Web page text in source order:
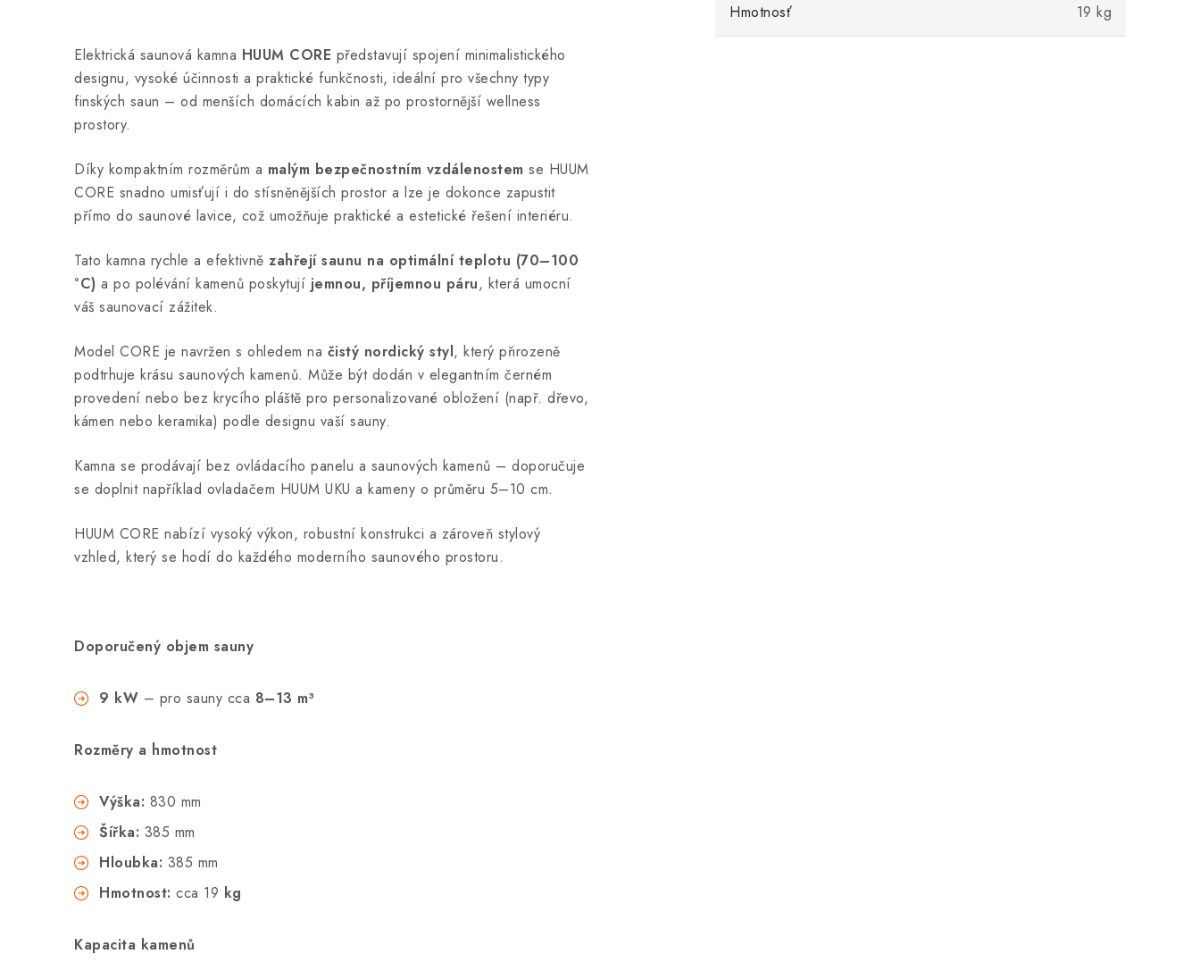
Elektrická saunová kamna HUUM CORE představují spojení minimalistického
designu, vysoké účinnosti a praktické funkčnosti, ideální pro všechny typy
finských saun – od menších domácích kabin až po prostornější wellness
prostory.
Díky kompaktním rozměrům a malým bezpečnostním vzdálenostem se HUUM
CORE snadno umisťují i do stísněnějších prostor a lze je dokonce zapustit
přímo do saunové lavice, což umožňuje praktické a estetické řešení interiéru.
Tato kamna rychle a efektivně zahřejí saunu na optimální teplotu (70–100
°C) a po polévání kamenů poskytují jemnou, příjemnou páru, která umocní
váš saunovací zážitek.
Model CORE je navržen s ohledem na čistý nordický styl, který přirozeně
podtrhuje krásu saunových kamenů. Může být dodán v elegantním černém
provedení nebo bez krycího pláště pro personalizované obložení (např. dřevo,
kámen nebo keramika) podle designu vaší sauny.
Kamna se prodávají bez ovládacího panelu a saunových kamenů – doporučuje
se doplnit například ovladačem HUUM UKU a kameny o průměru 5–10 cm.
HUUM CORE nabízí vysoký výkon, robustní konstrukci a zároveň stylový
vzhled, který se hodí do každého moderního saunového prostoru.
Doporučený objem sauny
9 kW – pro sauny cca 8–13 m³
Rozměry a hmotnost
Výška: 830 mm
Šířka: 385 mm
Hloubka: 385 mm
Hmotnost: cca 19 kg
Kapacita kamenů
Hmotnosť 19 kg